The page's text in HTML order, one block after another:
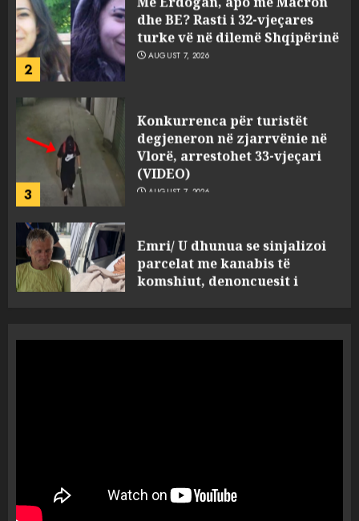
2
AUGUST 7, 2026
Vlorë, arrestohet 33-vjeçari
(VIDEO)
AUGUST 7, 2026
4
komshiut, denoncuesit i
gjenden 150 rrënjë bimë
narkotike!
rrëfehet emigranti shqiptar.
Flet dhe shoferi i kamionit me